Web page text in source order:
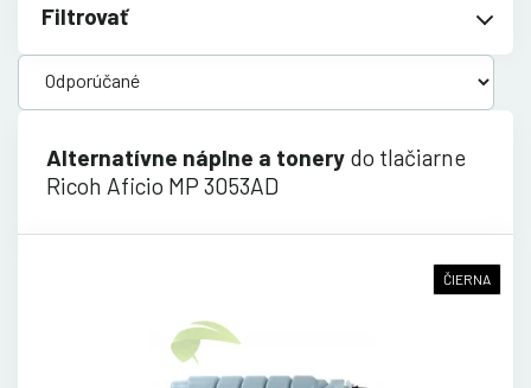
Filtrovať
Alternatívne náplne a tonery do tlačiarne
Ricoh Aficio MP 3053AD
ČIERNA